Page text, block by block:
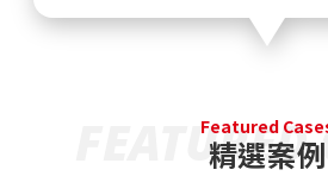
FEATURED
Featured
精選案例